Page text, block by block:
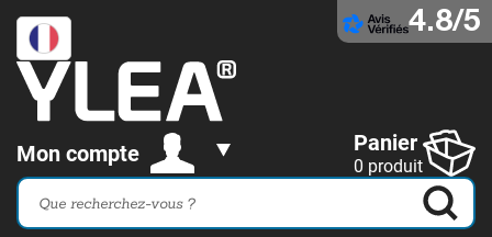
4.8/5
Mon compte Panier
0 produit